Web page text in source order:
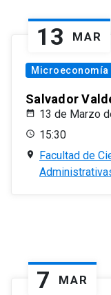
13 MAR
Microeconomía
Salvador
13 de Marzo
15:30
Facultad de
7 MAR